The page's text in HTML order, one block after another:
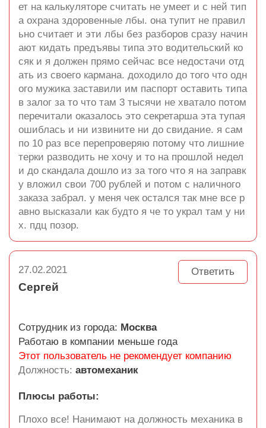
ет на калькуляторе считать не умеет и с ней тип
а охрана здоровенные лбы. она тупит не правил
ьно считает и эти лбы без разборов сразу начин
ают кидать предъявы типа это водительский ко
сяк и я должен прямо сейчас все недостачи отд
ать из своего кармана. доходило до того что одн
ого мужика заставили им паспорт оставить типа
в залог за то что там 3 тысячи не хватало потом
перечитали оказалось это секретарша эта тупая
ошиблась и ни извините ни до свидание. я сам
по 10 раз все перепроверяю потому что лишние
терки разводить не хочу и то на прошлой недел
и до скандала дошло из за того что я на заправк
у вложил свои 700 рублей и потом с наличного
заказа забрал. у меня чек остался так мне все р
авно высказали как будто я че то украл там у ни
х. пдц позор.
27.02.2021 Ответить
Сергей
Сотрудник из города: Москва
Работаю в компании меньше года
Этот пользователь не рекомендует компанию
Должность: автомеханик
Плюсы работы:
Плохо все! Нанимают на должность механика в